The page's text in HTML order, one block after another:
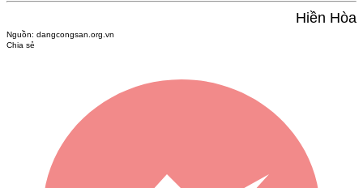
Hiền Hòa
Nguồn: dangcongsan.org.vn
Chia sẻ